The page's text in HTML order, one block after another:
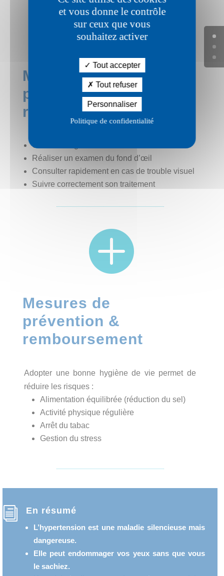
et vous donne le contrôle
sur ceux que vous
souhaitez activer
Tout accepter
Tout refuser
Personnaliser
Politique de confidentialité
t
Mesures de
prévention &
remboursement
Contrôler régulièrement sa tension artérielle
Réaliser un examen du fond d’œil
Consulter rapidement en cas de trouble visuel
Suivre correctement son traitement

Mesures de
prévention &
remboursement
Adopter une bonne hygiène de vie permet de
réduire les risques :
Alimentation équilibrée (réduction du sel)
Activité physique régulière
Arrêt du tabac
Gestion du stress
i En résumé
L’hypertension est une maladie silencieuse mais
dangereuse.
Elle peut endommager vos yeux sans que vous
le sachiez.